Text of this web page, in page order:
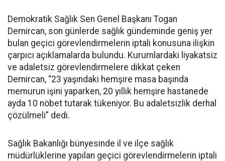
Demokratik Sağlık Sen Genel Başkanı Togan
Demircan, son günlerde sağlık gündeminde geniş yer
bulan geçici görevlendirmelerin iptali konusuna ilişkin
çarpıcı açıklamalarda bulundu. Kurumlardaki liyakatsiz
ve adaletsiz görevlendirmelere dikkat çeken
Demircan, “23 yaşındaki hemşire masa başında
memurun işini yaparken, 20 yıllık hemşire hastanede
ayda 10 nöbet tutarak tükeniyor. Bu adaletsizlik derhal
çözülmeli” dedi.
Sağlık Bakanlığı bünyesinde il ve ilçe sağlık
müdürlüklerine yapılan geçici görevlendirmelerin iptali